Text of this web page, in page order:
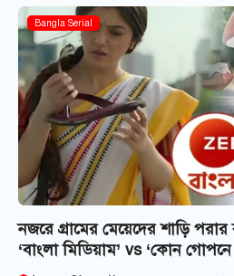
Bangla Serial
নজরে গ্রামের মেয়েদের শাড়ি পরার
‘বাংলা মিডিয়াম’ vs ‘কোন